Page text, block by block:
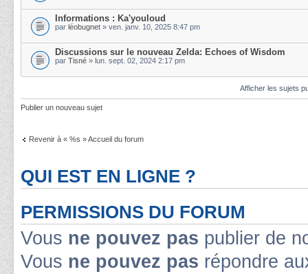
Informations : Ka'youloud
par léobugnet » ven. janv. 10, 2025 8:47 pm
Discussions sur le nouveau Zelda: Echoes of Wisdom
par Tisné » lun. sept. 02, 2024 2:17 pm
Afficher les sujets
Publier un nouveau sujet
Revenir à « %s » Accueil du forum
QUI EST EN LIGNE ?
PERMISSIONS DU FORUM
Vous ne pouvez pas publier de
Vous ne pouvez pas répondre